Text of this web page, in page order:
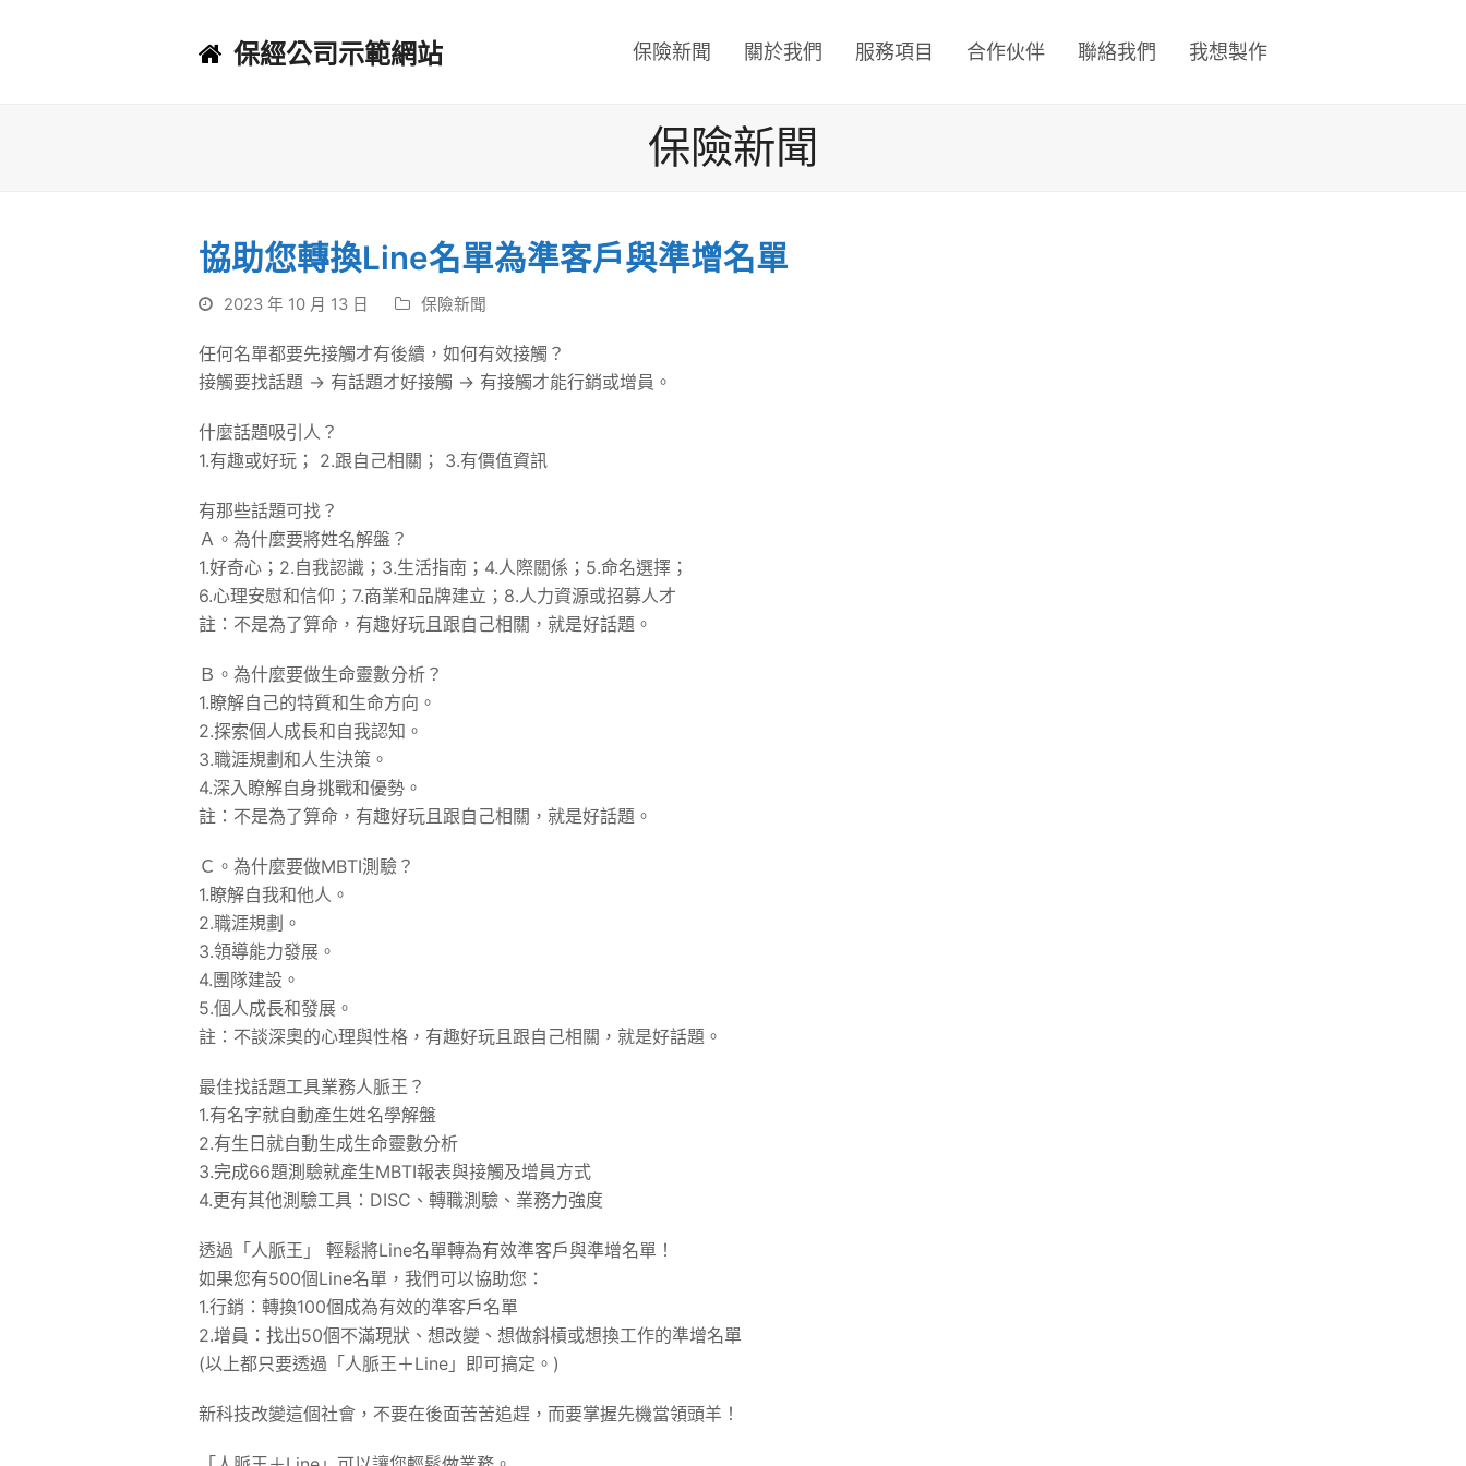
保經公司示範網站 保險新聞 關於我們 服務項目 合作伙伴 聯絡我們 我想製作
保險新聞
協助您轉換Line名單為準客戶與準增名單
2023 年 10 月 13 日 保險新聞
任何名單都要先接觸才有後續，如何有效接觸？
接觸要找話題 -> 有話題才好接觸 -> 有接觸才能行銷或增員。
什麼話題吸引人？
1.有趣或好玩； 2.跟自己相關； 3.有價值資訊
有那些話題可找？
Ａ。為什麼要將姓名解盤？
1.好奇心；2.自我認識；3.生活指南；4.人際關係；5.命名選擇；
6.心理安慰和信仰；7.商業和品牌建立；8.人力資源或招募人才
註：不是為了算命，有趣好玩且跟自己相關，就是好話題。
Ｂ。為什麼要做生命靈數分析？
1.瞭解自己的特質和生命方向。
2.探索個人成長和自我認知。
3.職涯規劃和人生決策。
4.深入瞭解自身挑戰和優勢。
註：不是為了算命，有趣好玩且跟自己相關，就是好話題。
Ｃ。為什麼要做MBTI測驗？
1.瞭解自我和他人。
2.職涯規劃。
3.領導能力發展。
4.團隊建設。
5.個人成長和發展。
註：不談深奧的心理與性格，有趣好玩且跟自己相關，就是好話題。
最佳找話題工具業務人脈王？
1.有名字就自動產生姓名學解盤
2.有生日就自動生成生命靈數分析
3.完成66題測驗就產生MBTI報表與接觸及增員方式
4.更有其他測驗工具：DISC、轉職測驗、業務力強度
透過「人脈王」 輕鬆將Line名單轉為有效準客戶與準增名單！
如果您有500個Line名單，我們可以協助您：
1.行銷：轉換100個成為有效的準客戶名單
2.增員：找出50個不滿現狀、想改變、想做斜槓或想換工作的準增名單
(以上都只要透過「人脈王＋Line」即可搞定。)
新科技改變這個社會，不要在後面苦苦追趕，而要掌握先機當領頭羊！